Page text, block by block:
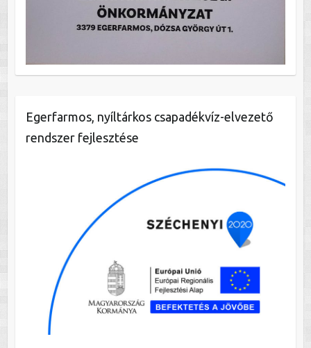
Egerfarmos, nyíltárkos csapadékvíz-elvezető
rendszer fejlesztése